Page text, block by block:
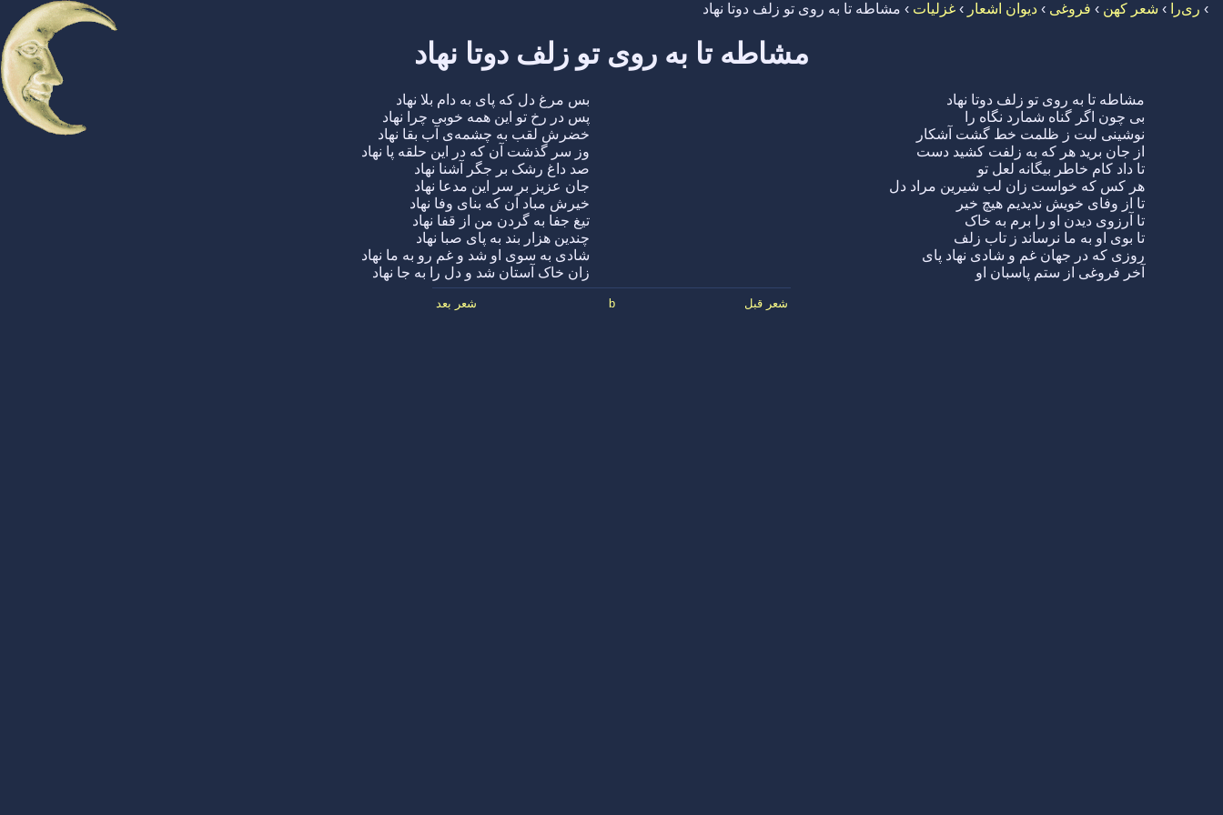
› ری‌را › شعر کهن › فروغی › دیوان اشعار › غزلیات › مشاطه تا به روی تو زلف دوتا نهاد
مشاطه تا به روی تو زلف دوتا نهاد
مشاطه تا به روی تو زلف دوتا نهاد
بس مرغ دل که پای به دام بلا نهاد
بی چون اگر گناه شمارد نگاه را
پس در رخ تو این همه خوبی چرا نهاد
نوشینی لبت ز ظلمت خط گشت آشکار
خضرش لقب به چشمه‌ی آب بقا نهاد
از جان برید هر که به زلفت کشید دست
وز سر گذشت آن که در این حلقه پا نهاد
تا داد کام خاطر بیگانه لعل تو
صد داغ رشک بر جگر آشنا نهاد
هر کس که خواست زان لب شیرین مراد دل
جان عزیز بر سر این مدعا نهاد
تا از وفای خویش ندیدیم هیچ خیر
خیرش مباد آن که بنای وفا نهاد
تا آرزوی دیدن او را برم به خاک
تیغ جفا به گردن من از قفا نهاد
تا بوی او به ما نرساند ز تاب زلف
چندین هزار بند به پای صبا نهاد
روزی که در جهان غم و شادی نهاد پای
شادی به سوی او شد و غم رو به ما نهاد
آخر فروغی از ستم پاسبان او
زان خاک آستان شد و دل را به جا نهاد
شعر قبل b شعر بعد